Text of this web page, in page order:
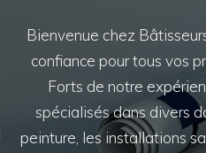
Bienvenue chez
confiance pour tous vos
Forts de notre
spécialisés dans divers
peinture, les installations